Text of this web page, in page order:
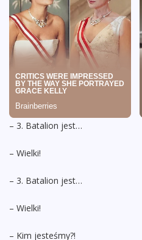
– 3. Batalion jest…
– Wielki!
– 3. Batalion jest…
– Wielki!
– Kim jesteśmy?!